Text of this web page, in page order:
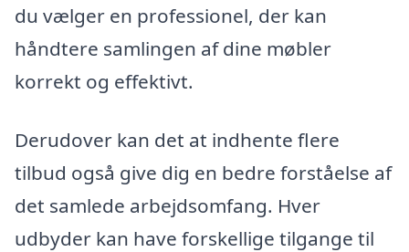
du vælger en professionel, der kan
håndtere samlingen af dine møbler
korrekt og effektivt.
Derudover kan det at indhente flere
tilbud også give dig en bedre forståelse af
det samlede arbejdsomfang. Hver
udbyder kan have forskellige tilgange til